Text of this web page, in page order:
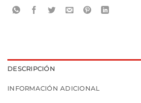
DESCRIPCIÓN
INFORMACIÓN ADICIONAL